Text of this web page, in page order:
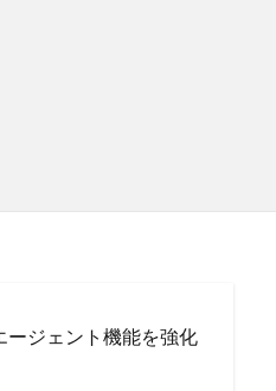
ージェント機能を強化